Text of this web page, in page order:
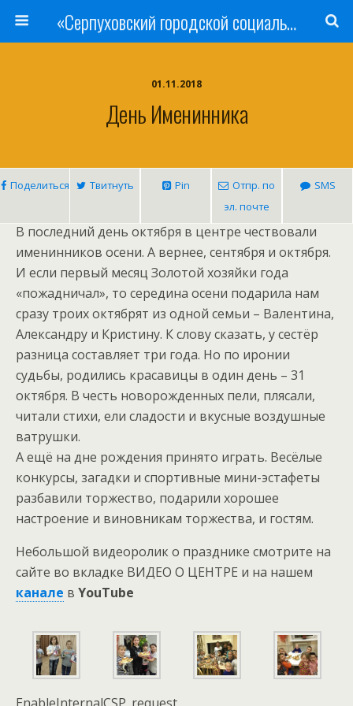
«Серпуховский городской социально-реабилитационный Центр для несовершеннолетних»
01.11.2018
День Именинника
Поделиться Твитнуть Pin
Отпр. по
эл. почте
SMS
В последний день октября в центре чествовали
именинников осени. А вернее, сентября и октября.
И если первый месяц Золотой хозяйки года
«пожадничал», то середина осени подарила нам
сразу троих октябрят из одной семьи – Валентина,
Александру и Кристину. К слову сказать, у сестёр
разница составляет три года. Но по иронии
судьбы, родились красавицы в один день – 31
октября. В честь новорожденных пели, плясали,
читали стихи, ели сладости и вкусные воздушные
ватрушки.
А ещё на дне рождения принято играть. Весёлые
конкурсы, загадки и спортивные мини-эстафеты
разбавили торжество, подарили хорошее
настроение и виновникам торжества, и гостям.
Небольшой видеоролик о празднике смотрите на
сайте во вкладке ВИДЕО О ЦЕНТРЕ и на нашем
канале в YouTube